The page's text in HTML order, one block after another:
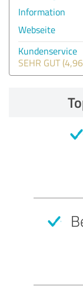
Information
Webseite
Kundenservice
SEHR GUT